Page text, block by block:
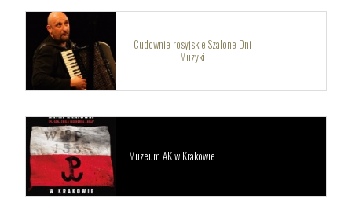
Cudownie rosyjskie Szalone Dni
Muzyki
Muzeum AK w Krakowie